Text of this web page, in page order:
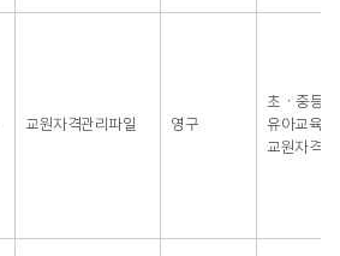
교원자격관리파일 영구
초ㆍ중등
유아교육법,
교원자격검